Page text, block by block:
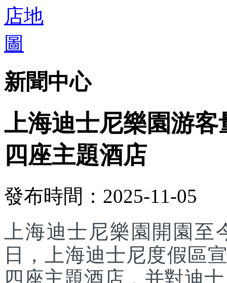
新聞中心
上海迪士尼樂園游
四座主題酒店
發布時間：2025-11-05
上海迪士尼樂園開園
日，上海迪士尼度假區
四座主題酒店，并對迪